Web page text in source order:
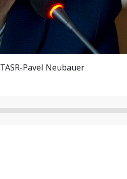
Pavel Neubauer